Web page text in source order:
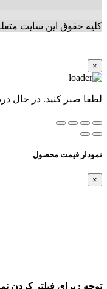
کلیه حقوق این سایت
×
لطفا صبر کنید. در حال
نمودار قیمت محصول
×
توجه : برای فیلتر کردن